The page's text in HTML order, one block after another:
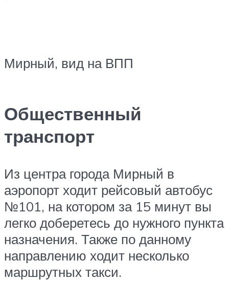
Мирный, вид на ВПП
Общественный
транспорт
Из центра города Мирный в
аэропорт ходит рейсовый автобус
№101, на котором за 15 минут вы
легко доберетесь до нужного пункта
назначения. Также по данному
направлению ходит несколько
маршрутных такси.